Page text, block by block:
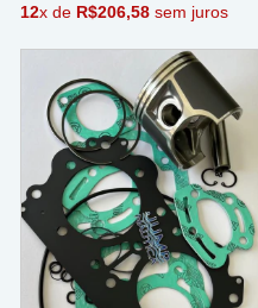
12x de R$206,58 sem juros